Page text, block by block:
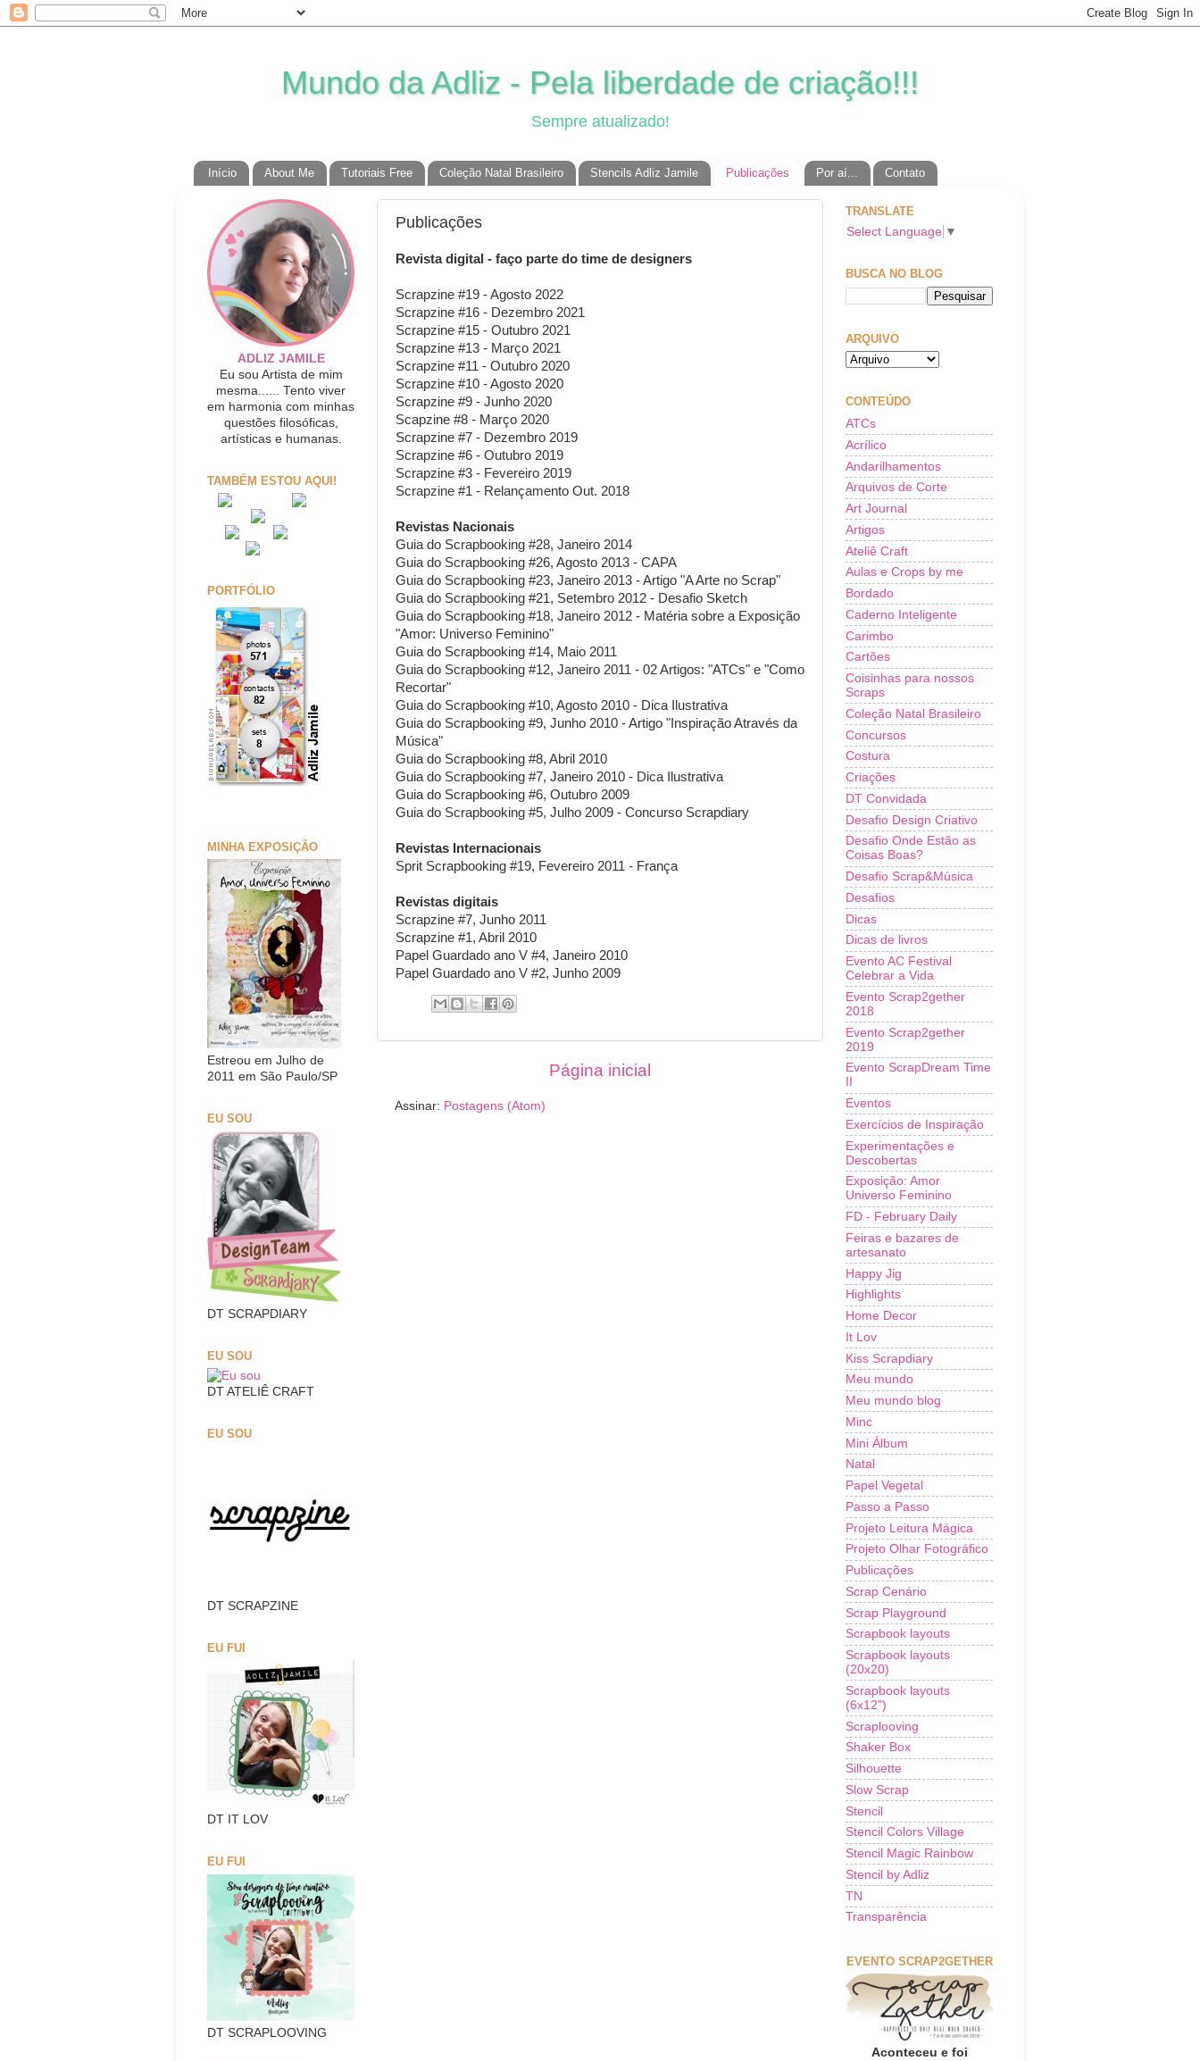
Mundo da Adliz - Pela liberdade de criação!!!
Sempre atualizado!
Início About Me Tutoriais Free Coleção Natal Brasileiro Stencils Adliz Jamile Publicações Por aí... Contato
Publicações
Revista digital - faço parte do time de designers
Scrapzine #19 - Agosto 2022
Scrapzine #16 - Dezembro 2021
Scrapzine #15 - Outubro 2021
Scrapzine #13 - Março 2021
Scrapzine #11 - Outubro 2020
Scrapzine #10 - Agosto 2020
Scrapzine #9 - Junho 2020
Scapzine #8 - Março 2020
Scrapzine #7 - Dezembro 2019
Scrapzine #6 - Outubro 2019
Scrapzine #3 - Fevereiro 2019
Scrapzine #1 - Relançamento Out. 2018
Revistas Nacionais
Guia do Scrapbooking #28, Janeiro 2014
Guia do Scrapbooking #26, Agosto 2013 - CAPA
Guia do Scrapbooking #23, Janeiro 2013 - Artigo "A Arte no Scrap"
Guia do Scrapbooking #21, Setembro 2012 - Desafio Sketch
Guia do Scrapbooking #18, Janeiro 2012 - Matéria sobre a Exposição
"Amor: Universo Feminino"
Guia do Scrapbooking #14, Maio 2011
Guia do Scrapbooking #12, Janeiro 2011 - 02 Artigos: "ATCs" e "Como
Recortar"
Guia do Scrapbooking #10, Agosto 2010 - Dica Ilustrativa
Guia do Scrapbooking #9, Junho 2010 - Artigo "Inspiração Através da
Música"
Guia do Scrapbooking #8, Abril 2010
Guia do Scrapbooking #7, Janeiro 2010 - Dica Ilustrativa
Guia do Scrapbooking #6, Outubro 2009
Guia do Scrapbooking #5, Julho 2009 - Concurso Scrapdiary
Revistas Internacionais
Sprit Scrapbooking #19, Fevereiro 2011 - França
Revistas digitais
Scrapzine #7, Junho 2011
Scrapzine #1, Abril 2010
Papel Guardado ano V #4, Janeiro 2010
Papel Guardado ano V #2, Junho 2009
Página inicial
Assinar: Postagens (Atom)
ADLIZ JAMILE
Eu sou Artista de mim
mesma...... Tento viver
em harmonia com minhas
questões filosóficas,
artísticas e humanas.
TAMBÉM ESTOU AQUI!
PORTFÓLIO
MINHA EXPOSIÇÃO
Estreou em Julho de
2011 em São Paulo/SP
EU SOU
DT SCRAPDIARY
EU SOU
DT ATELIÊ CRAFT
EU SOU
DT SCRAPZINE
EU FUI
DT IT LOV
EU FUI
DT SCRAPLOOVING
TRANSLATE
Select Language ▼
BUSCA NO BLOG
ARQUIVO
CONTEÚDO
ATCs
Acrílico
Andarilhamentos
Arquivos de Corte
Art Journal
Artigos
Ateliê Craft
Aulas e Crops by me
Bordado
Caderno Inteligente
Carimbo
Cartões
Coisinhas para nossos
Scraps
Coleção Natal Brasileiro
Concursos
Costura
Criações
DT Convidada
Desafio Design Criativo
Desafio Onde Estão as
Coisas Boas?
Desafio Scrap&Música
Desafios
Dicas
Dicas de livros
Evento AC Festival
Celebrar a Vida
Evento Scrap2gether
2018
Evento Scrap2gether
2019
Evento ScrapDream Time
Eventos
Exercícios de Inspiração
Experimentações e
Descobertas
Exposição: Amor
Universo Feminino
FD - February Daily
Feiras e bazares de
artesanato
Happy Jig
Highlights
Home Decor
It Lov
Kiss Scrapdiary
Meu mundo
Meu mundo blog
Minc
Mini Álbum
Natal
Papel Vegetal
Passo a Passo
Projeto Leitura Mágica
Projeto Olhar Fotográfico
Publicações
Scrap Cenário
Scrap Playground
Scrapbook layouts
Scrapbook layouts
(20x20)
Scrapbook layouts
(6x12")
Scraplooving
Shaker Box
Silhouette
Slow Scrap
Stencil
Stencil Colors Village
Stencil Magic Rainbow
Stencil by Adliz
TN
Transparência
EVENTO SCRAP2GETHER
Aconteceu e foi